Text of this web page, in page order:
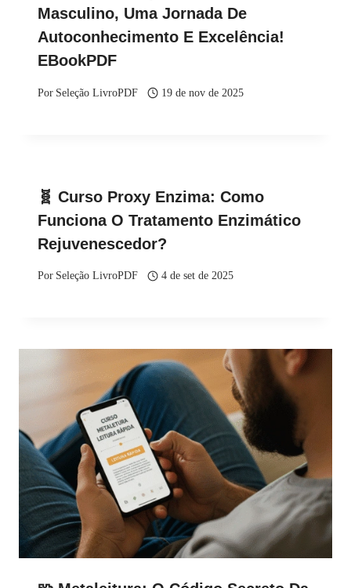
Masculino, Uma Jornada De
Autoconhecimento E Excelência!
EBookPDF
Por Seleção LivroPDF 19 de nov de 2025
🧬 Curso Proxy Enzima: Como
Funciona O Tratamento Enzimático
Rejuvenescedor?
Por Seleção LivroPDF 4 de set de 2025